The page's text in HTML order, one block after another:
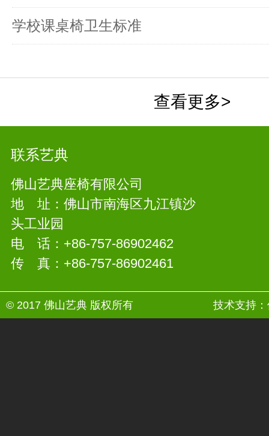
学校课桌椅卫生标准
查看更多>
联系艺典
佛山艺典座椅有限公司
地 址：佛山市南海区九江镇沙
头工业园
电 话：+86-757-86902462
传 真：+86-757-86902461
© 2017 佛山艺典 版权所有 技术支持：